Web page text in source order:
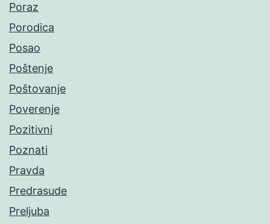
Poraz
Porodica
Posao
Poštenje
Poštovanje
Poverenje
Pozitivni
Poznati
Pravda
Predrasude
Preljuba